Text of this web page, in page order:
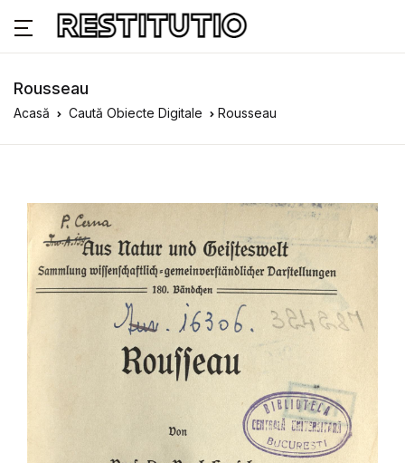
Rousseau
Acasă Caută Obiecte Digitale Rousseau